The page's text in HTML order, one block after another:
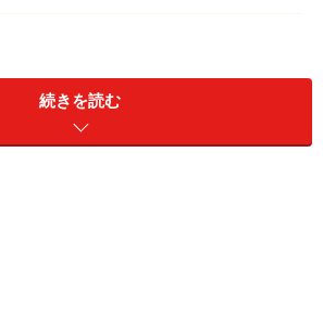
『MEGASTAR-II cosmos』
館では『Atmos』
続きを読む